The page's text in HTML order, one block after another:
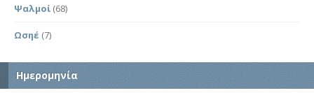
Ψαλμοί (68)
Ωσηέ (7)
Ημερομηνία